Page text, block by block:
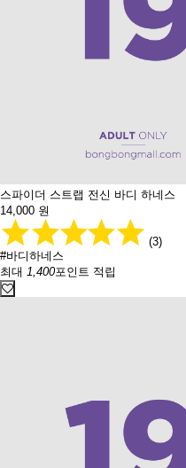
스파이더 스트랩 전신 바디 하네스
14,000 원
(3)
#바디하네스
최대 1,400포인트 적립